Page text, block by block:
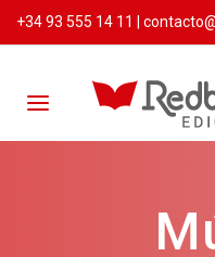
+34 93 555 14 11